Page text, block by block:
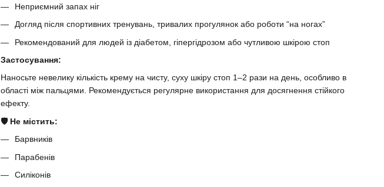
Неприємний запах ніг
Догляд після спортивних тренувань, тривалих прогулянок або роботи “на ногах”
Рекомендований для людей із діабетом, гіпергідрозом або чутливою шкірою стоп
Застосування:
Наносьте невелику кількість крему на чисту, суху шкіру стоп 1–2 рази на день, особливо в
області між пальцями. Рекомендується регулярне використання для досягнення стійкого
ефекту.
🛡️ Не містить:
Барвників
Парабенів
Силіконів